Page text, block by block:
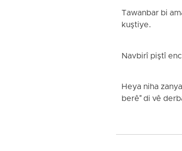
Tawanbar bi
kuştiye.
Navbirî piştî
Heya niha
berê" di vê